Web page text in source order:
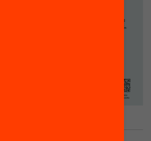
famílies i l’AMPA